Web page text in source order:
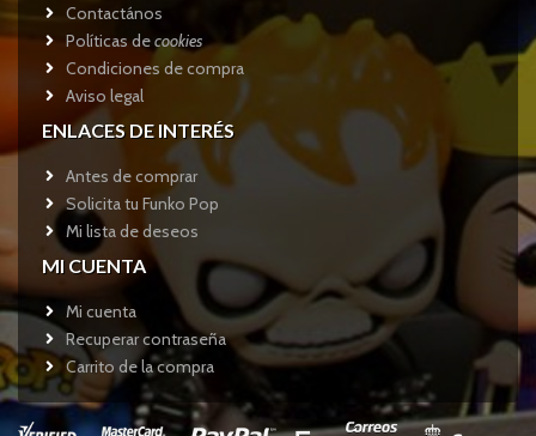
Contactános
Políticas decookies
Condiciones de compra
Aviso legal
ENLACES DE INTERÉS
Antes de comprar
Solicita tu Funko Pop
Mi lista de deseos
MI CUENTA
Mi cuenta
Recuperar contraseña
Carrito de la compra